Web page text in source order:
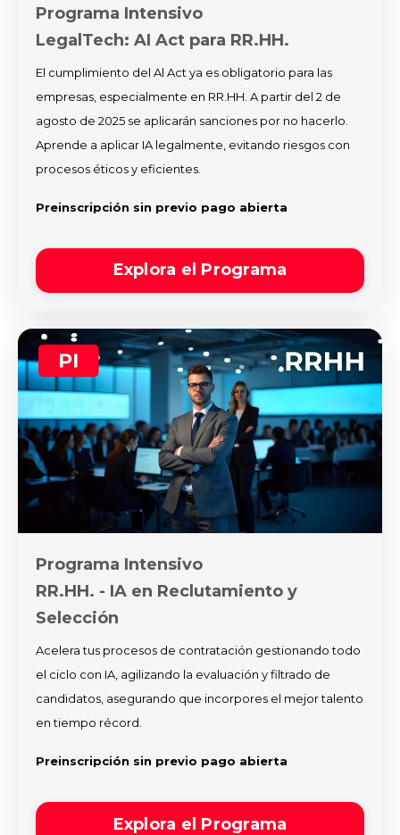
Programa Intensivo
LegalTech: AI Act para RR.HH.
El cumplimiento del Al Act ya es obligatorio para las
empresas, especialmente en RR.HH. A partir del 2 de
agosto de 2025 se aplicarán sanciones por no hacerlo.
Aprende a aplicar IA legalmente, evitando riesgos con
procesos éticos y eficientes.
Preinscripción sin previo pago abierta
Explora el Programa
Programa Intensivo
RR.HH. - IA en Reclutamiento y
Selección
Acelera tus procesos de contratación gestionando todo
el ciclo con IA, agilizando la evaluación y filtrado de
candidatos, asegurando que incorpores el mejor talento
en tiempo récord.
Preinscripción sin previo pago abierta
Explora el Programa